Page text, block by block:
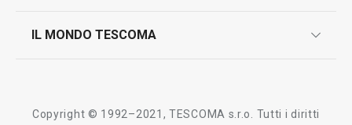
test sui prodotti
IL MONDO TESCOMA
Copyright © 1992–2021, TESCOMA s.r.o. Tutti i diritti